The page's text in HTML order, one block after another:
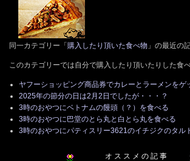
同一カテゴリー「購入したり頂いた食べ物 」の最近の
このカテゴリーでは自分で購入したり頂いたりした食
ヤフーショッピング商品券でカレーとラーメンをゲ
2025年の節分の日は2月2日でしたが・・・？
3時のおやつにベトナムの饅頭（？）を食べる
3時のおやつに巴堂のとら丸と白とら丸を食べる
3時のおやつにパティスリー3621のイチジクのタル
オ ス ス メ の 記 事